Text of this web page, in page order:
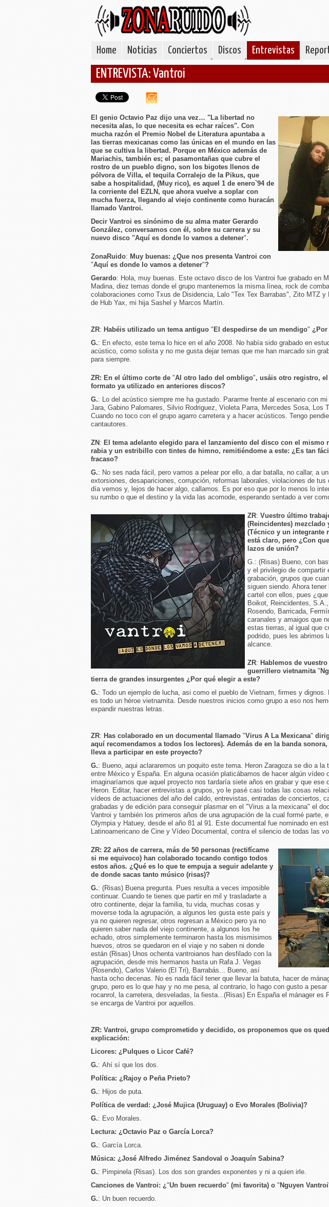
Home Noticias Conciertos Discos Entrevistas
ENTREVISTA: Vantroi
El genio Octavio Paz dijo una vez… "La libertad no
necesita alas, lo que necesita es echar raíces". Con
mucha razón el Premio Nobel de Literatura apuntaba a
las tierras mexicanas como las únicas en el mundo en las
que se cultiva la libertad. Porque en México además de
Mariachis, también es; el pasamontañas que cubre el
rostro de un pueblo digno, son los bigotes llenos de
pólvora de Villa, el tequila Corralejo de la Pikus, que
sabe a hospitalidad, (Muy rico), es aquel 1 de enero`94 de
la corriente del EZLN, que ahora vuelve a soplar con
mucha fuerza, llegando al viejo continente como huracán
llamado Vantroi.
Decir Vantroi es sinónimo de su alma mater Gerardo
González, conversamos con él, sobre su carrera y su
nuevo disco "Aquí es donde lo vamos a detener".
ZonaRuido: Muy buenas: ¿Que nos presenta Vantroi con
"Aquí es donde lo vamos a detener"?
Gerardo: Hola, muy buenas. Este octavo disco de los Vantroi fue grabado en
Madina, diez temas donde el grupo mantenemos la misma línea, rock de
colaboraciones como Txus de Disidencia, Lalo "Tex Tex Barrabas", Zito MTZ
de Hub Yax, mi hija Sashel y Marcos Martín.
ZR: Habéis utilizado un tema antiguo " El despedirse de un mendigo" ¿Por
G.: En efecto, este tema lo hice en el año 2008. No había sido grabado en
acústico, como solista y no me gusta dejar temas que me han marcado sin
para siempre.
ZR: En el último corte de "Al otro lado del ombligo", usáis otro registro,
formato ya utilizado en anteriores discos?
G.: Lo del acústico siempre me ha gustado. Pararme frente al escenario con
Jara, Gabino Palomares, Silvio Rodriguez, Violeta Parra, Mercedes Sosa, Los
Cuando no toco con el grupo agarro carretera y a hacer acústicos. Tengo
cantautores.
ZN : El tema adelanto elegido para el lanzamiento del disco con el mismo
rabia y un estribillo con tintes de himno, remitiéndome a este: ¿Es tan
fracaso?
G.: No ses nada fácil, pero vamos a pelear por ello, a dar batalla, no callar, a
extorsiones, desapariciones, corrupción, reformas laborales, violaciones de
día vemos y, lejos de hacer algo, callamos. Es por eso que por lo menos lo
su rumbo o que el destino y la vida las acomode, esperando sentado a ver
ZR: Vuestro último
(Reincidentes)
(Técnico y un integrante
está claro, pero ¿Con
lazos de unión?
G.: (Risas) Bueno, con
y el privilegio de compartir
grabación, grupos que
siguen siendo. Ahora
cartel con ellos, pues
Boikot, Reincidentes,
Rosendo, Barricada,
caranales y amaigos que
estas tierras, al igual que
podrido, pues les abrimos
alcance.
ZR: Hablemos de
guerrillero vietnamita "
tierra de grandes insurgentes ¿Por qué elegir a este?
G.: Todo un ejemplo de lucha, asi como el pueblo de Vietnam, firmes y
es todo un héroe vietnamita. Desde nuestros inicios como grupo a eso nos
expandir nuestras letras.
ZR: Has colaborado en un documental llamado "Virus A La Mexicana"
aquí recomendamos a todos los lectores). Además de en la banda
lleva a participar en este proyecto?
G.: Bueno, aqui aclararemos un poquito este tema. Heron Zaragoza se dio a la
entre México y España. En alguna ocasión platicábamos de hacer algún vídeo
imaginaríamos que aquel proyecto nos tardaría siete años en grabar y que
Heron. Editar, hacer entrevistas a grupos, yo le pasé casi todas las cosas
vídeos de actuaciones del año del caldo, entrevistas, entradas de conciertos,
grabadas y de edición para conseguir plasmar en el "Virus a la mexicana" el
Vantroi y también los primeros años de una agrupación de la cual formé parte,
Olympia y Hatuey, desde el año 81 al 91. Este documental fue nominado en
Latinoamericano de Cine y Vídeo Documental, contra el silencio de todas las
ZR: 22 años de carrera, más de 50 personas (rectifícame
si me equivoco) han colaborado tocando contigo todos
estos años. ¿Qué es lo que te empuja a seguir adelante y
de donde sacas tanto músico (risas)?
G.: (Risas) Buena pregunta. Pues resulta a veces imposible
continuar. Cuando te tienes que partir en mil y trasladarte a
otro continente, dejar la familia, tu vida, muchas cosas y
moverse toda la agrupación, a algunos les gusta este país y
ya no quieren regresar, otros regresan a México pero ya no
quieren saber nada del viejo continente, a algunos los he
echado, otros simplemente terminaron hasta los mismisimos
huevos, otros se quedaron en el viaje y no saben ni donde
están (Risas) Unos ochenta vantroianos han desfilado con la
agrupación, desde mis hermanos hasta un Rafa J. Vegas
(Rosendo), Carlos Valerio (El Tri), Barrabás... Bueno, así
hasta ocho decenas. No es nada fácil tener que llevar la batuta, hacer de
grupo, pero es lo que hay y no me pesa, al contrario, lo hago con gusto a
rocanrol, la carretera, desveladas, la fiesta...(Risas) En España el mánager es
se encarga de Vantroi por aquellos.
ZR: Vantroi, grupo comprometido y decidido, os proponemos que os
explicación:
Licores: ¿Pulques o Licor Café?
G.: Ahí sí que los dos.
Política: ¿Rajoy o Peña Prieto?
G.: Hijos de puta.
Política de verdad: ¿José Mujica (Uruguay) o Evo Morales (Bolivia)?
G.: Evo Morales.
Lectura: ¿Octavio Paz o García Lorca?
G.: García Lorca.
Música: ¿José Alfredo Jiménez Sandoval o Joaquín Sabina?
G.: Pimpinela (Risas). Los dos son grandes exponentes y ni a quien irle.
Canciones de Vantroi: ¿"Un buen recuerdo" (mi favorita) o " Nguyen Vantroi
G.: Un buen recuerdo.